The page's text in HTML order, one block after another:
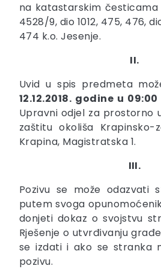
na katastarskim česticama
4528/9, dio 1012, 475, 476,
474 k.o. Jesenje.
II.
Uvid u spis predmeta
12.12.2018. godine u
Upravni odjel za prostorno
zaštitu okoliša Krapinsko-
Krapina, Magistratska 1.
III.
Pozivu se može odazvati
putem svoga
donjeti dokaz o svojstvu
Rješenje o utvrđivanju
se izdati i ako se stranka
pozivu.